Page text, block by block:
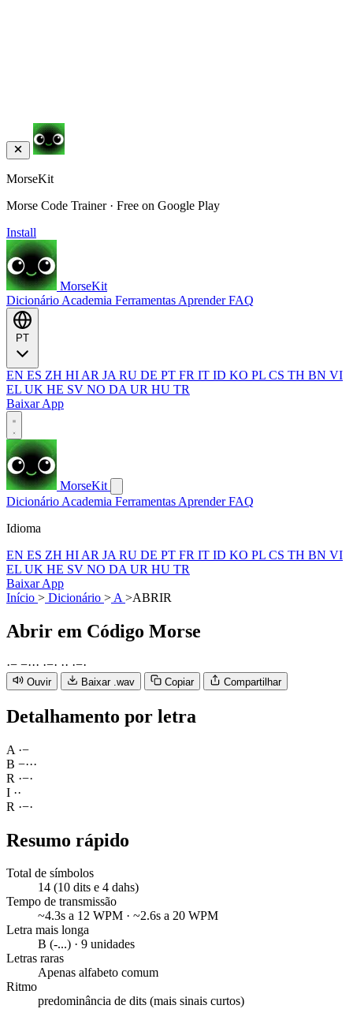
MorseKit
Morse Code Trainer · Free on Google Play
Install
MorseKit
Dicionário Academia Ferramentas AprenderFAQ
EN ES ZH HI AR JA RU DE PT FR IT ID KO PL CS TH BN VI
EL UK HE SV NO DA UR HU TR
Baixar App
MorseKit
Dicionário Academia Ferramentas AprenderFAQ
Idioma
EN ES ZH HI AR JA RU DE PT FR IT ID KO PL CS TH BN VI
EL UK HE SV NO DA UR HU TR
Baixar App
Início > Dicionário > A >ABRIR
Abrir em Código Morse
·− −··· ·−· ·· ·−·
Ouvir Baixar .wav Copiar Compartilhar
Detalhamento por letra
A ·−
B −···
R ·−·
I ··
R ·−·
Resumo rápido
Total de símbolos
14 (10 dits e 4 dahs)
Tempo de transmissão
~4.3s a 12 WPM · ~2.6s a 20 WPM
Letra mais longa
B (-...) · 9 unidades
Letras raras
Apenas alfabeto comum
Ritmo
predominância de dits (mais sinais curtos)